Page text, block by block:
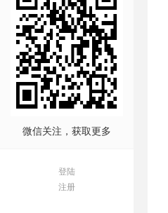
微信关注，获取更多
登陆
注册